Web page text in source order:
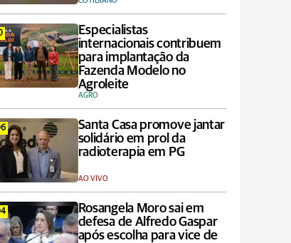
Especialistas
internacionais contribuem
para implantação da
Fazenda Modelo no
Agroleite
AGRO
Santa Casa promove jantar
solidário em prol da
radioterapia em PG
AO VIVO
Rosangela Moro sai em
defesa de Alfredo Gaspar
após escolha para vice de